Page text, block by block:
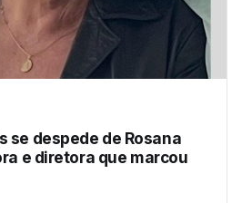
se despede de Rosana
e diretora que marcou